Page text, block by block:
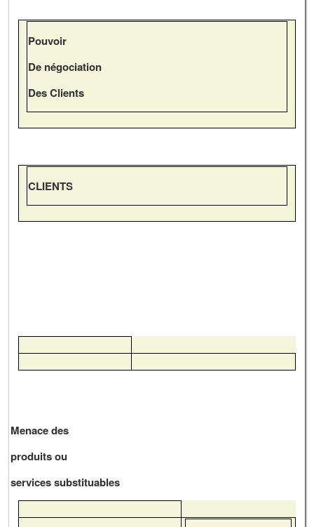
Pouvoir
De négociation
Des Clients
CLIENTS
Menace des
produits ou
services substituables